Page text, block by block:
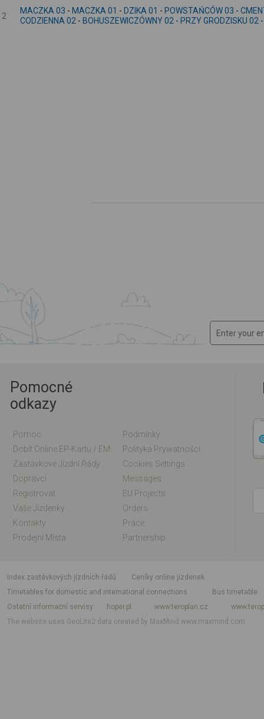
2
MACZKA 03 - MACZKA 01 - DZIKA 01 - POWSTAŃCÓW 03 -
CODZIENNA 02 - BOHUSZEWICZÓWNY 02 - PRZY GRODZISKU 02
Pomocné
odkazy
Pomoc
Podmínky
Polityka Prywatności
Zastávkové Jízdní Řády
Cookies Settings
Dopravci
Messages
Registrovat
EU Projects
Vaše Jízdenky
Orders
Kontakty
Práce
Prodejní Místa
Partnership
index zastávkových jízdních řádů
Ceníky online jízdenek
Timetables for domestic and international connections
Bus timetable
Ostatní informační servisy
hoper.pl www.teroplan.cz
The website uses GeoLite2 data created by MaxMindwww.maxmind.com